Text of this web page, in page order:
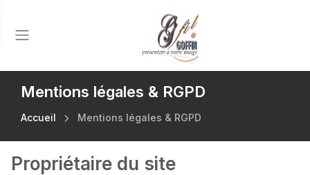
Mentions légales & RGPD
Accueil Mentions légales & RGPD
Propriétaire du site